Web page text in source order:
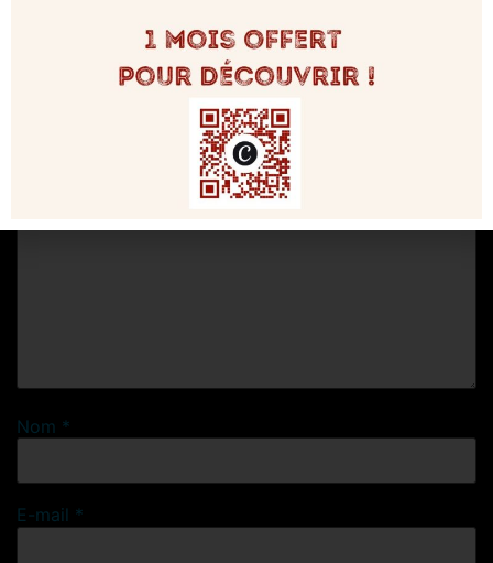
Laisser un commentaire
Votre adresse e-mail ne sera pas publiée. Les champs
Nom *
E-mail *